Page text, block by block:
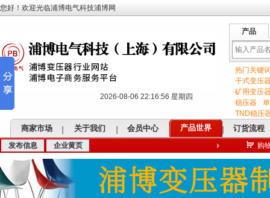
您好！欢迎光临浦博电气科技浦博网
2026-08-06 22:16:57 星期四
产品
输热门关键
干式变压
矿用变压
稳压器
TND稳压
商家市场 关于我们 会员中心 产品世界 订货流程
发布信息 企业黄页 购